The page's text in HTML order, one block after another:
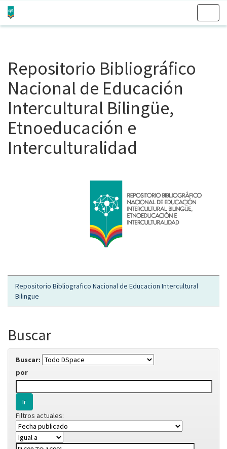
Repositorio Bibliográfico
Nacional de Educación
Intercultural Bilingüe,
Etnoeducación e
Interculturalidad
Repositorio Bibliografico Nacional de Educacion Intercultural
Bilingue
Buscar
Buscar:
por
Filtros actuales: